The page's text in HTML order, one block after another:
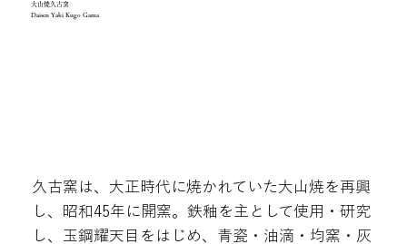
大山焼久古窯
Daisen Yaki Kugo Gama
久古窯は、大正時代に焼かれていた大山焼を再興
し、昭和45年に開窯。鉄釉を主として使用・研究
し、玉鋼耀天目をはじめ、青瓷・油滴・均窯・灰